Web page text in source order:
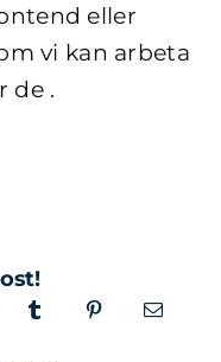
eller
vi kan arbeta
de .